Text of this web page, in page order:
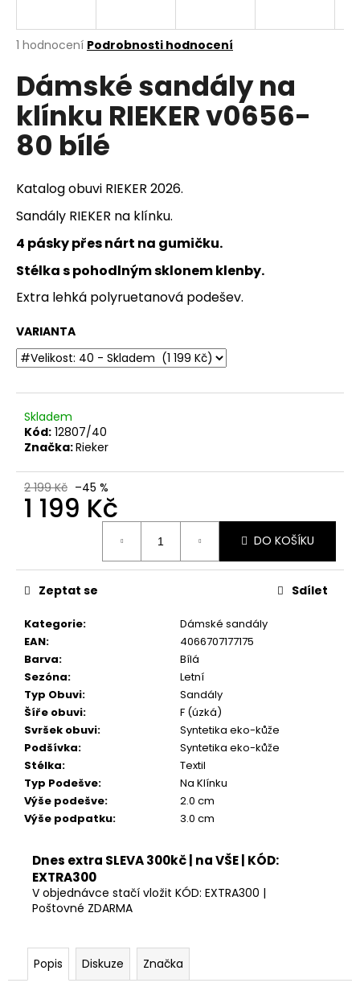
Průměrné
produktu
je
5,0
5
hvězdiček.
1 hodnocení Podrobnosti hodnocení
Dámské sandály na
klínku RIEKER v0656-
80 bílé
Katalog obuvi RIEKER 2026.
Sandály RIEKER na klínku.
4 pásky přes nárt na gumičku.
Stélka s pohodlným sklonem klenby.
Extra lehká polyruetanová podešev.
VARIANTA
Skladem
Kód: 12807/40
Značka:Rieker
2 199 Kč –45 %
1 199 Kč
DO KOŠÍKU
Kategorie:
Dámské sandály
EAN:
4066707177175
Barva:
Bílá
Sezóna:
Letní
Typ Obuvi:
Sandály
Šíře obuvi:
F (úzká)
Svršek obuvi:
Syntetika eko-kůže
Podšívka:
Syntetika eko-kůže
Stélka:
Textil
Typ Podešve:
Na Klínku
Výše podešve:
2.0 cm
Výše podpatku: 3.0 cm
Zeptat se Sdílet
Dnes extra SLEVA 300kč | na VŠE | KÓD:
EXTRA300
V objednávce stačí vložit KÓD: EXTRA300 |
Poštovné ZDARMA
Popis Diskuze Značka
j
t
?
HLEDAT
o
p
r
u
č
j
e
m
e
DÁMSKÉ
ZDRAVOTNÍ
KOŽENOU
IB000035
999
Kč